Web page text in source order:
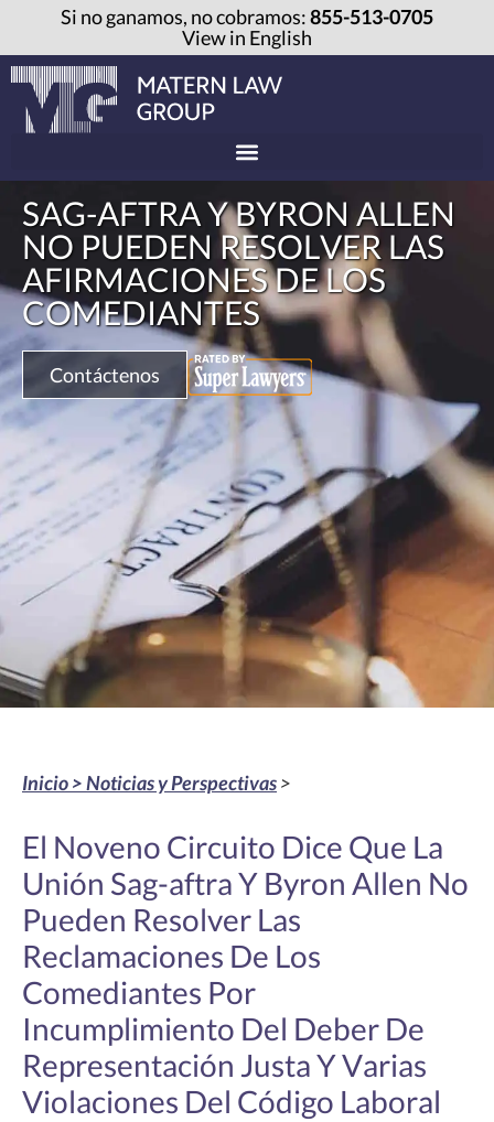
Si no ganamos, no cobramos:855-513-0705
View in English
SAG-AFTRA Y BYRON ALLEN
NO PUEDEN RESOLVER LAS
AFIRMACIONES DE LOS
COMEDIANTES
Contáctenos
Inicio >Noticias y Perspectivas>
El Noveno Circuito Dice Que La
Unión Sag-aftra Y Byron Allen No
Pueden Resolver Las
Reclamaciones De Los
Comediantes Por
Incumplimiento Del Deber De
Representación Justa Y Varias
Violaciones Del Código Laboral